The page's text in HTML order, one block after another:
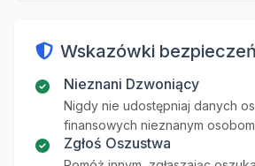
Wskazówki
Nieznani Dzwoniący
Nigdy nie udostępniaj danych
finansowych nieznanym
Zgłoś Oszustwa